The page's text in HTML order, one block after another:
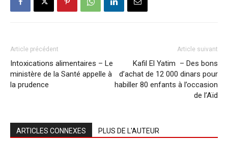
Article précédent
Intoxications alimentaires – Le
ministère de la Santé appelle à
la prudence
Article suivant
Kafil El Yatim – Des bons
d’achat de 12 000 dinars pour
habiller 80 enfants à l’occasion
de l’Aïd
ARTICLES CONNEXES PLUS DE L'AUTEUR